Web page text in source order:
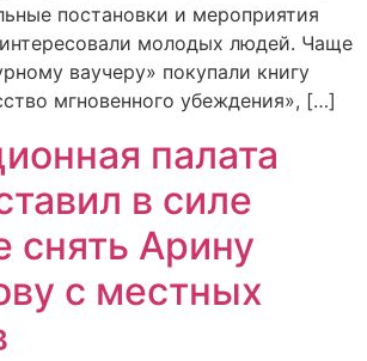
постановки и мероприятия
молодых людей. Чаще
ваучеру» покупали книгу
мгновенного убеждения», […]
палата
в силе
снять Арину
с местных